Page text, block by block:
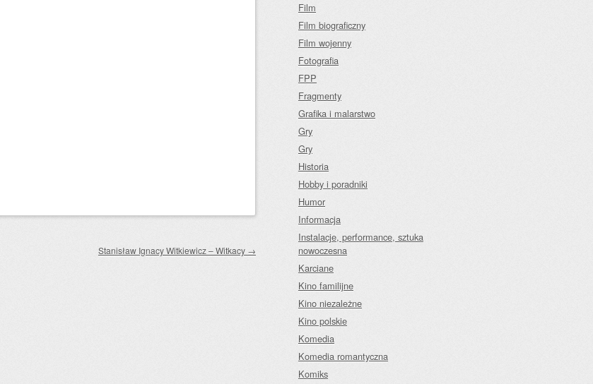
Stanisław Ignacy Witkiewicz – Witkacy →
Film
Film biograficzny
Film wojenny
Fotografia
FPP
Fragmenty
Grafika i malarstwo
Gry
Gry
Historia
Hobby i poradniki
Humor
Informacja
Instalacje, performance, sztuka
nowoczesna
Karciane
Kino familijne
Kino niezależne
Kino polskie
Komedia
Komedia romantyczna
Komiks